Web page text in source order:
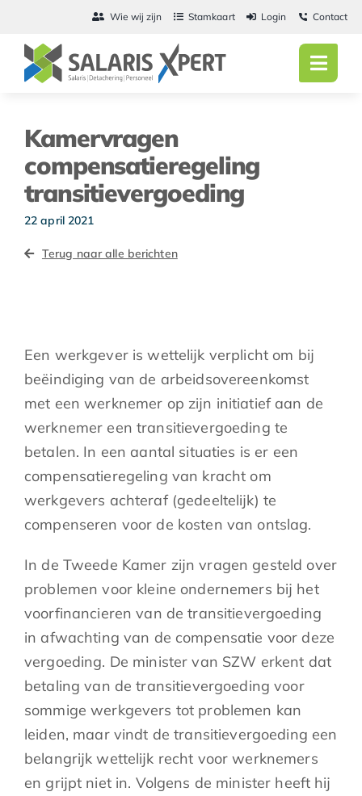
inhoud
Wie wij zijn Stamkaart Login Contact
Kamervragen
compensatieregeling
transitievergoeding
22 april 2021
Terug naar alle berichten
Een werkgever is wettelijk verplicht om bij
beëindiging van de arbeidsovereenkomst
met een werknemer op zijn initiatief aan de
werknemer een transitievergoeding te
betalen. In een aantal situaties is er een
compensatieregeling van kracht om
werkgevers achteraf (gedeeltelijk) te
compenseren voor de kosten van ontslag.
In de Tweede Kamer zijn vragen gesteld over
problemen voor kleine ondernemers bij het
voorfinancieren van de transitievergoeding
in afwachting van de compensatie voor deze
vergoeding. De minister van SZW erkent dat
betaling van de transitievergoeding voor
sommige werkgevers tot problemen kan
leiden, maar vindt de transitievergoeding een
belangrijk wettelijk recht voor werknemers
en grijpt niet in. Volgens de minister heeft hij